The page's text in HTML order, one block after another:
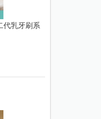
代乳牙刷系